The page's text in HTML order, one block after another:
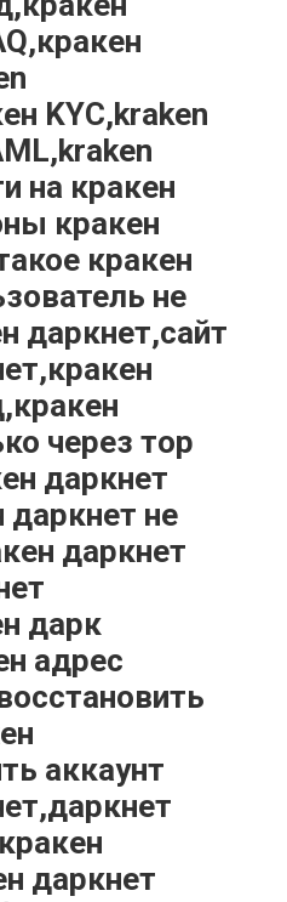
KYC,kraken
на кракен
кракен
кракен
не
даркнет,сайт
через тор
даркнет
даркнет не
даркнет
дарк
адрес
аккаунт
даркнет